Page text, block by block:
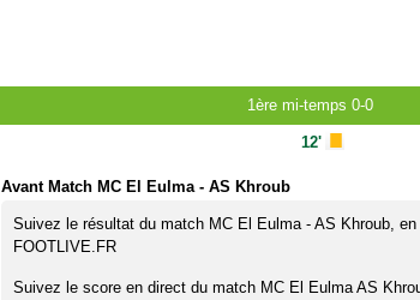
1ère mi-temps 0-0
12'
Avant Match MC El Eulma - AS Khroub
Suivez le résultat du match MC El Eulma - AS Khroub,
FOOTLIVE.FR
Suivez le score en direct du match MC El Eulma AS